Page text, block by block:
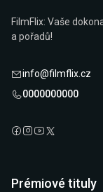
FilmFlix: Vaše
a pořadů!
info@filmflix.cz
0000000000
Prémiové tituly